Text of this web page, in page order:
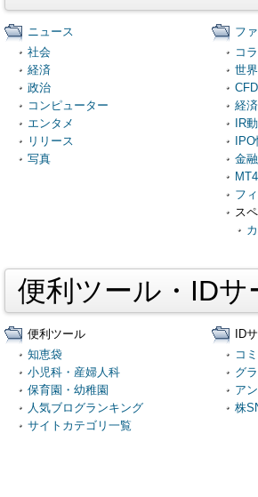
ニュース
社会
経済
政治
コンピューター
エンタメ
リリース
写真
フ
コ
世
CFD
経
IR
金
MT4
フ
ス
便利ツール・ID
便利ツール
知恵袋
小児科・産婦人科
保育園・幼稚園
人気ブログランキング
サイトカテゴリ一覧
ID
コ
グ
ア
株